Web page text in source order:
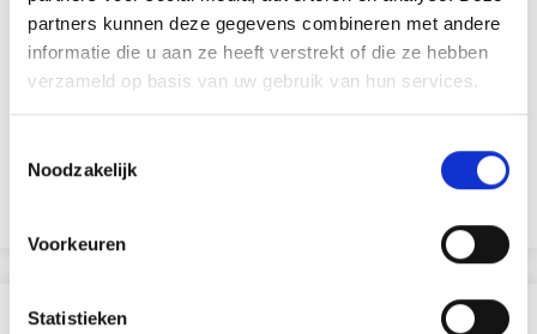
partners kunnen deze gegevens combineren met andere
informatie die u aan ze heeft verstrekt of die ze hebben
verzameld op basis van uw gebruik van hun services.
Noodzakelijk
Voorkeuren
Statistieken
PENNENHOUDER 9,5X7,5 CM
ANDEREN KOCHTEN OOK